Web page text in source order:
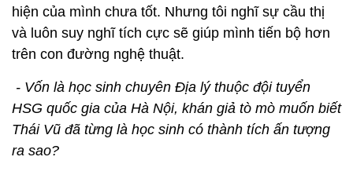
hiện của mình chưa tốt. Nhưng tôi nghĩ sự cầu thị
và luôn suy nghĩ tích cực sẽ giúp mình tiến bộ hơn
trên con đường nghệ thuật.
- Vốn là học sinh chuyên Địa lý thuộc đội tuyển
HSG quốc gia của Hà Nội, khán giả tò mò muốn biết
Thái Vũ đã từng là học sinh có thành tích ấn tượng
ra sao?